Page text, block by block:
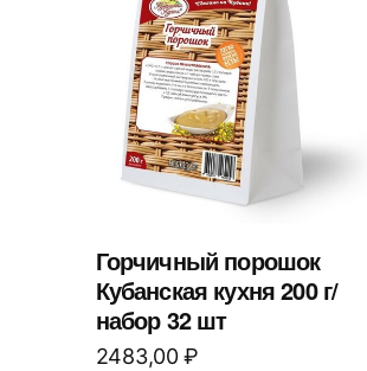
Горчичный порошок
Кубанская кухня 200 г/
набор 32 шт
2483,00₽